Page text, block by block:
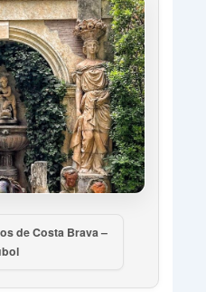
de Costa Brava –